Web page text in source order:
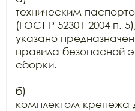
техническим
(ГОСТ Р 52301-2004 п.
указано
правила безопасной
сборки.
б)
комплектом крепежа